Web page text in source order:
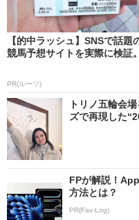
【的中ラッシュ】SNSで話題
競馬予想サイトを実際に検証。
PR(ルーツ)
トリノ五輪会
ズで再現した
FPが解説！
方法とは？
PR(Fav-Log)